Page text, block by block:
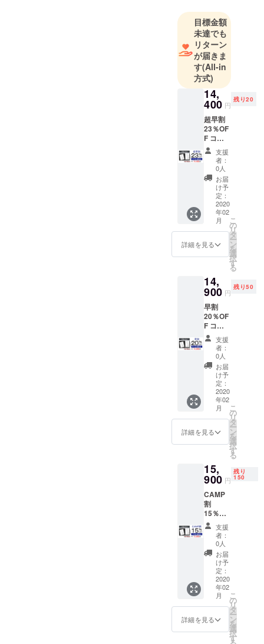
てます。
目標金額
未達でも
リターン
が届きま
す(All-in
方式)
14,
400 円
残り20
超早割
23％OF
F コー
ス 定価
18,700
円 →
14,400
（税・
送料
込） 配
送時
期：
2020年
2月末予
定 【内
■『iNot
e』 × 1
個 ■
ノート
× 1個 ■
専用ペ
ン × 1個
■専用ペ
ンのイ
ンク × 5
■USB
ケーブ
ル × 1個
■日本語
説明書
× 1個 ※
時期が
遅れる
場合、
早急に
ご連絡
致しま
す。
支援
者：
0人
お届
け予
定：
2020
年02
月
詳細を見る
こ
の
リ
タ
ー
ン
を
選
択
す
る
14,
900 円
残り50
早割
20％OF
F コー
ス 定価
18,700
円 →
14,900
（税・
送料
込） 配
送時
期：
2020年
2月末予
定 【内
■『iNot
e』 × 1
個 ■
ノート
× 1個 ■
専用ペ
ン × 1個
■専用ペ
ンのイ
ンク × 5
■USB
ケーブ
ル × 1個
■日本語
説明書
× 1個 ※
支援
者：
0人
お届
け予
定：
2020
年02
月
詳細を見る
こ
の
リ
タ
ー
ン
を
選
択
す
る
15,
900 円
残り
150
CAMP
割
15％OF
F コー
ス 定価
18,700
円 →
15,900
（税・
送料
込） 配
送時
期：
2020年
2月末予
支援
者：
0人
お届
け予
定：
2020
年02
月
詳細を見る
こ
の
リ
タ
ー
ン
を
選
択
す